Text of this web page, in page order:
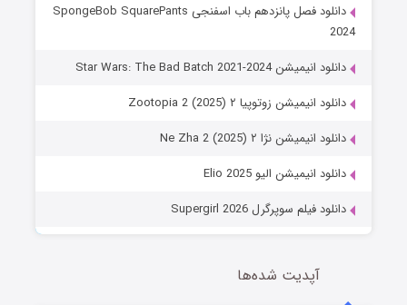
دانلود فصل پانزدهم باب اسفنجی SpongeBob SquarePants
2024
دانلود انیمیشن Star Wars: The Bad Batch 2021-2024
دانلود انیمیشن زوتوپیا ۲ Zootopia 2 (2025)
دانلود انیمیشن نژا ۲ Ne Zha 2 (2025)
دانلود انیمیشن الیو Elio 2025
دانلود فیلم سوپرگرل Supergirl 2026
آپدیت شده‌ها